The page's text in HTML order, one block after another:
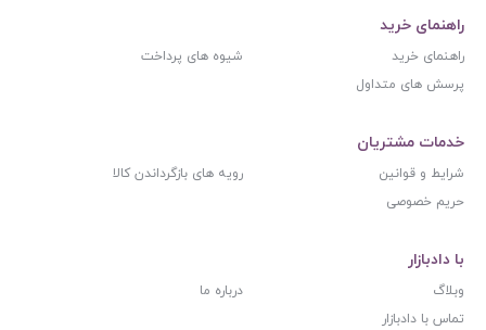
راهنمای خرید
راهنمای خرید
شیوه های پرداخت
پرسش های متداول
خدمات مشتریان
شرایط و قوانین
رویه های بازگرداندن کالا
حریم خصوصی
با دادبازار
وبلاگ
درباره ما
تماس با دادبازار